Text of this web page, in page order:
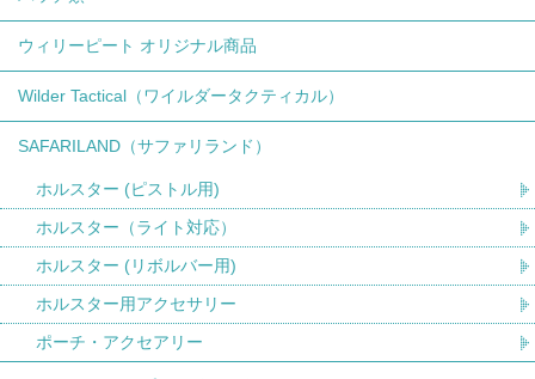
ウィリーピート オリジナル商品
Wilder Tactical（ワイルダータクティカル）
SAFARILAND（サファリランド）
ホルスター (ピストル用)
ホルスター（ライト対応）
ホルスター (リボルバー用)
ホルスター用アクセサリー
ポーチ・アクセアリー